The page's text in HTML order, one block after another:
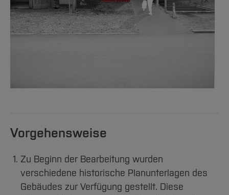
Vorgehensweise
Zu Beginn der Bearbeitung wurden
verschiedene historische Planunterlagen des
Gebäudes zur Verfügung gestellt. Diese